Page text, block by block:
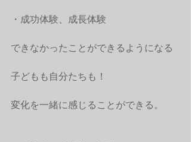
・成功体験、成長体験
できなかったことができるようになる
子どもも自分たちも！
変化を一緒に感じることができる。